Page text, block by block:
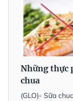
Những thực
chua
(GLO)- Sữa